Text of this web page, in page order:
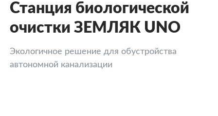
Станция биологической
очистки ЗЕМЛЯК UNO
Экологичное решение для обустройства
автономной канализации